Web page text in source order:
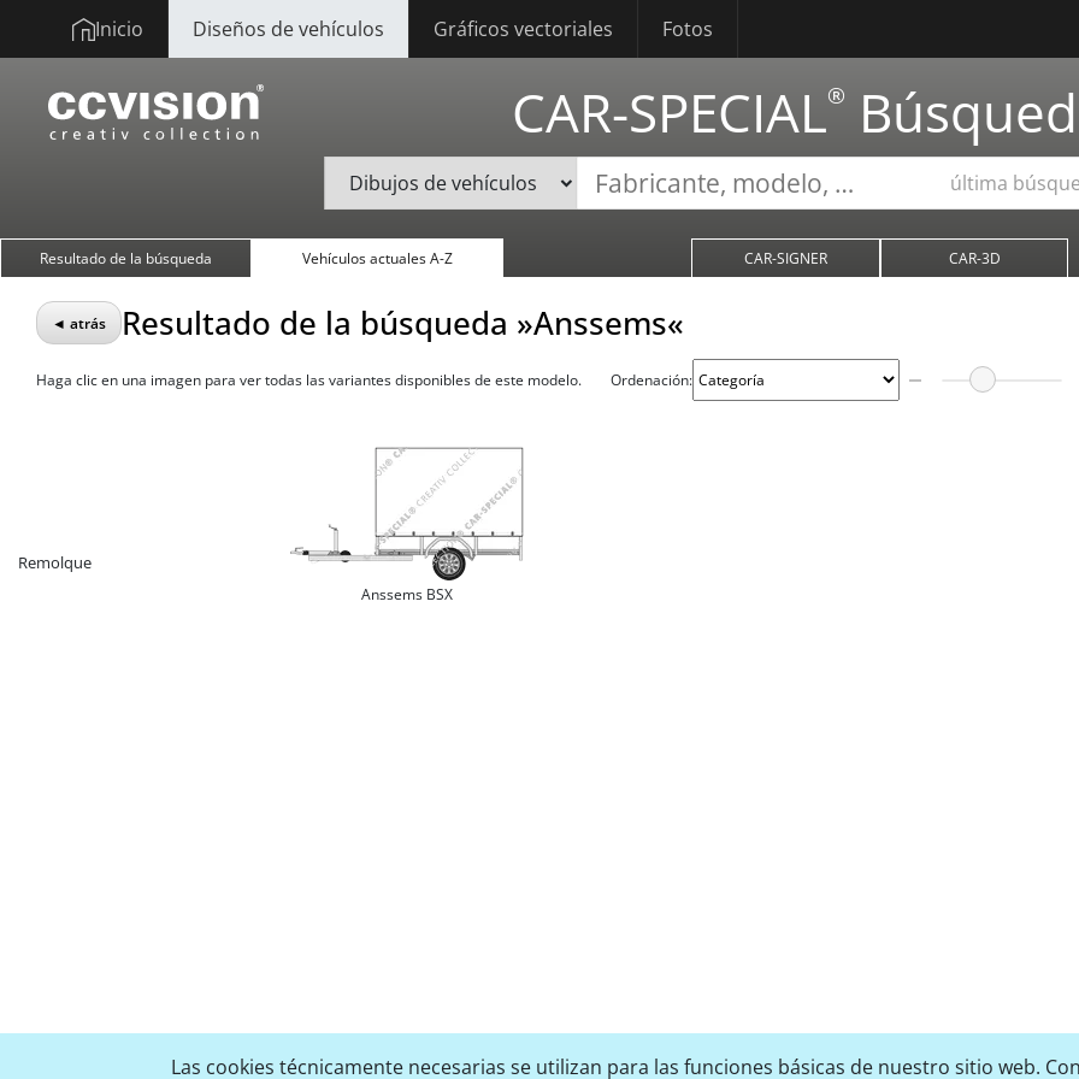
Las cookies técnicamente necesarias se utilizan para las funciones básicas de nuestro sitio web.
Inicio Diseños de vehículos Gráficos vectoriales Fotos
CAR-SPECIAL®
última
Resultado de la búsqueda Vehículos actuales A-Z CAR-SIGNER CAR-3D
◄ atrás Resultado de la búsqueda »Anssems«
Haga clic en una imagen para ver todas las variantes disponibles de este modelo. Ordenación:
Remolque
Anssems BSX